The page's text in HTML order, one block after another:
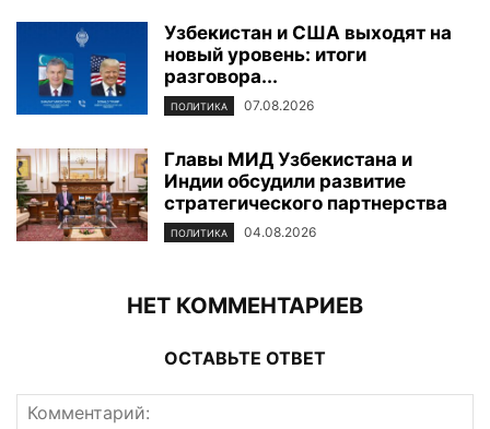
Узбекистан и США выходят на
новый уровень: итоги
разговора...
ПОЛИТИКА 07.08.2026
Главы МИД Узбекистана и
Индии обсудили развитие
стратегического партнерства
ПОЛИТИКА 04.08.2026
НЕТ КОММЕНТАРИЕВ
ОСТАВЬТЕ ОТВЕТ